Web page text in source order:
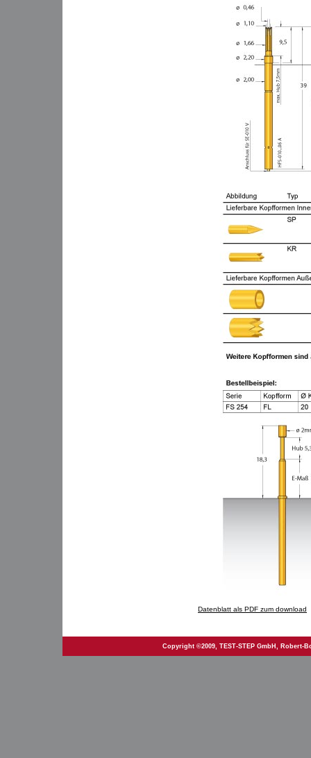
Datenblatt als PDF zum download
Copyright ©2009, TEST-STEP GmbH, Robert-